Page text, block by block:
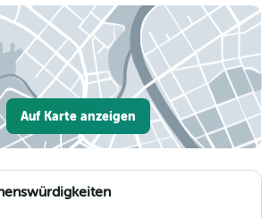
Auf Karte anzeigen